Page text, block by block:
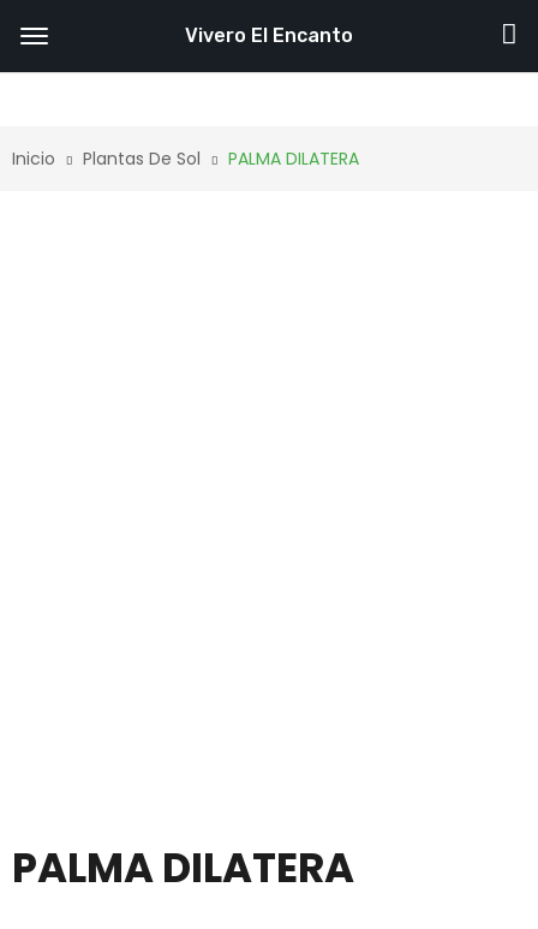
Inicio Plantas De Sol PALMA DILATERA
PALMA DILATERA
Vivero El Encanto